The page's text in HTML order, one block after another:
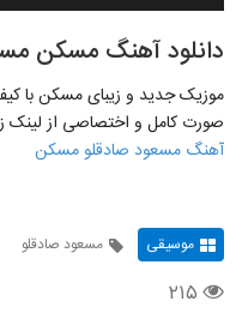
دانلود آهنگ مسکن
صورت کامل و اختصاصی از لینک
آهنگ مسعود صادقلو مسکن
موسیقی مسعود صادقلو
۲۱۵